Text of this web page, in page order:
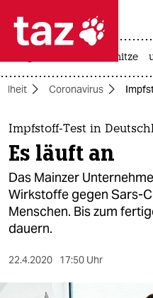
 taz
taz zahl
themen
politik
öko
gesellschaft
kultur
sport
hitze
Coronavirus
Impfstoff-Test in
Es läuft an
Das Mainzer
Wirkstoffe gegen Sars-
Menschen. Bis zum
dauern.
22.4.2020 17:50 Uhr